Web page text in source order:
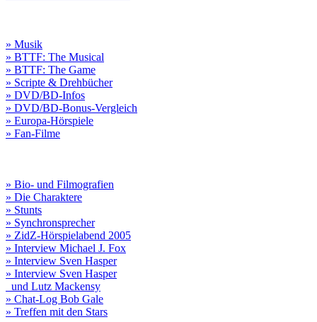
» Musik
» BTTF: The Musical
» BTTF: The Game
» Scripte & Drehbücher
» DVD/BD-Infos
» DVD/BD-Bonus-Vergleich
» Europa-Hörspiele
» Fan-Filme
» Bio- und Filmografien
» Die Charaktere
» Stunts
» Synchronsprecher
» ZidZ-Hörspielabend 2005
» Interview Michael J. Fox
» Interview Sven Hasper
» Interview Sven Hasper
und Lutz Mackensy
» Chat-Log Bob Gale
» Treffen mit den Stars